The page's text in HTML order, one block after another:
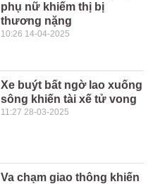
phụ nữ khiếm thị bị
thương nặng
10:26 14-04-2025
Xe buýt bất ngờ lao xuống
sông khiến tài xế tử vong
11:27 28-03-2025
Va chạm giao thông khiến